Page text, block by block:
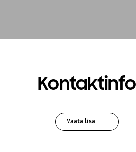
Kontaktinfo
Vaata lisa